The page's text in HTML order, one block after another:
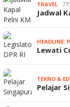
TRAVEL
Jadwal
HEADLINE,
Lewati
TEKNO &
Pelajar